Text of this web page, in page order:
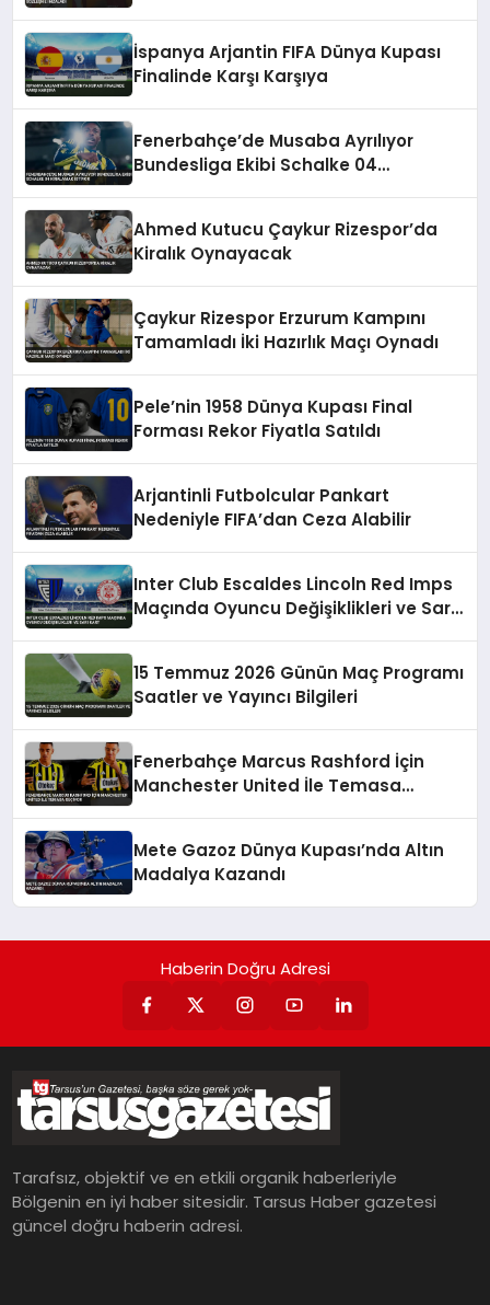
İspanya Arjantin FIFA Dünya Kupası
Finalinde Karşı Karşıya
Fenerbahçe’de Musaba Ayrılıyor
Bundesliga Ekibi Schalke 04
Ahmed Kutucu Çaykur Rizespor’da
Kiralık Oynayacak
Çaykur Rizespor Erzurum Kampını
Tamamladı İki Hazırlık Maçı Oynadı
Pele’nin 1958 Dünya Kupası Final
Forması Rekor Fiyatla Satıldı
Arjantinli Futbolcular Pankart
Nedeniyle FIFA’dan Ceza Alabilir
Inter Club Escaldes Lincoln Red Imps
Maçında Oyuncu Değişiklikleri ve Sarı
15 Temmuz 2026 Günün Maç Programı
Saatler ve Yayıncı Bilgileri
Fenerbahçe Marcus Rashford İçin
Manchester United İle Temasa
Mete Gazoz Dünya Kupası’nda Altın
Madalya Kazandı
Haberin Doğru Adresi
Tarafsız, objektif ve en etkili organik haberleriyle
Bölgenin en iyi haber sitesidir. Tarsus Haber gazetesi
güncel doğru haberin adresi.